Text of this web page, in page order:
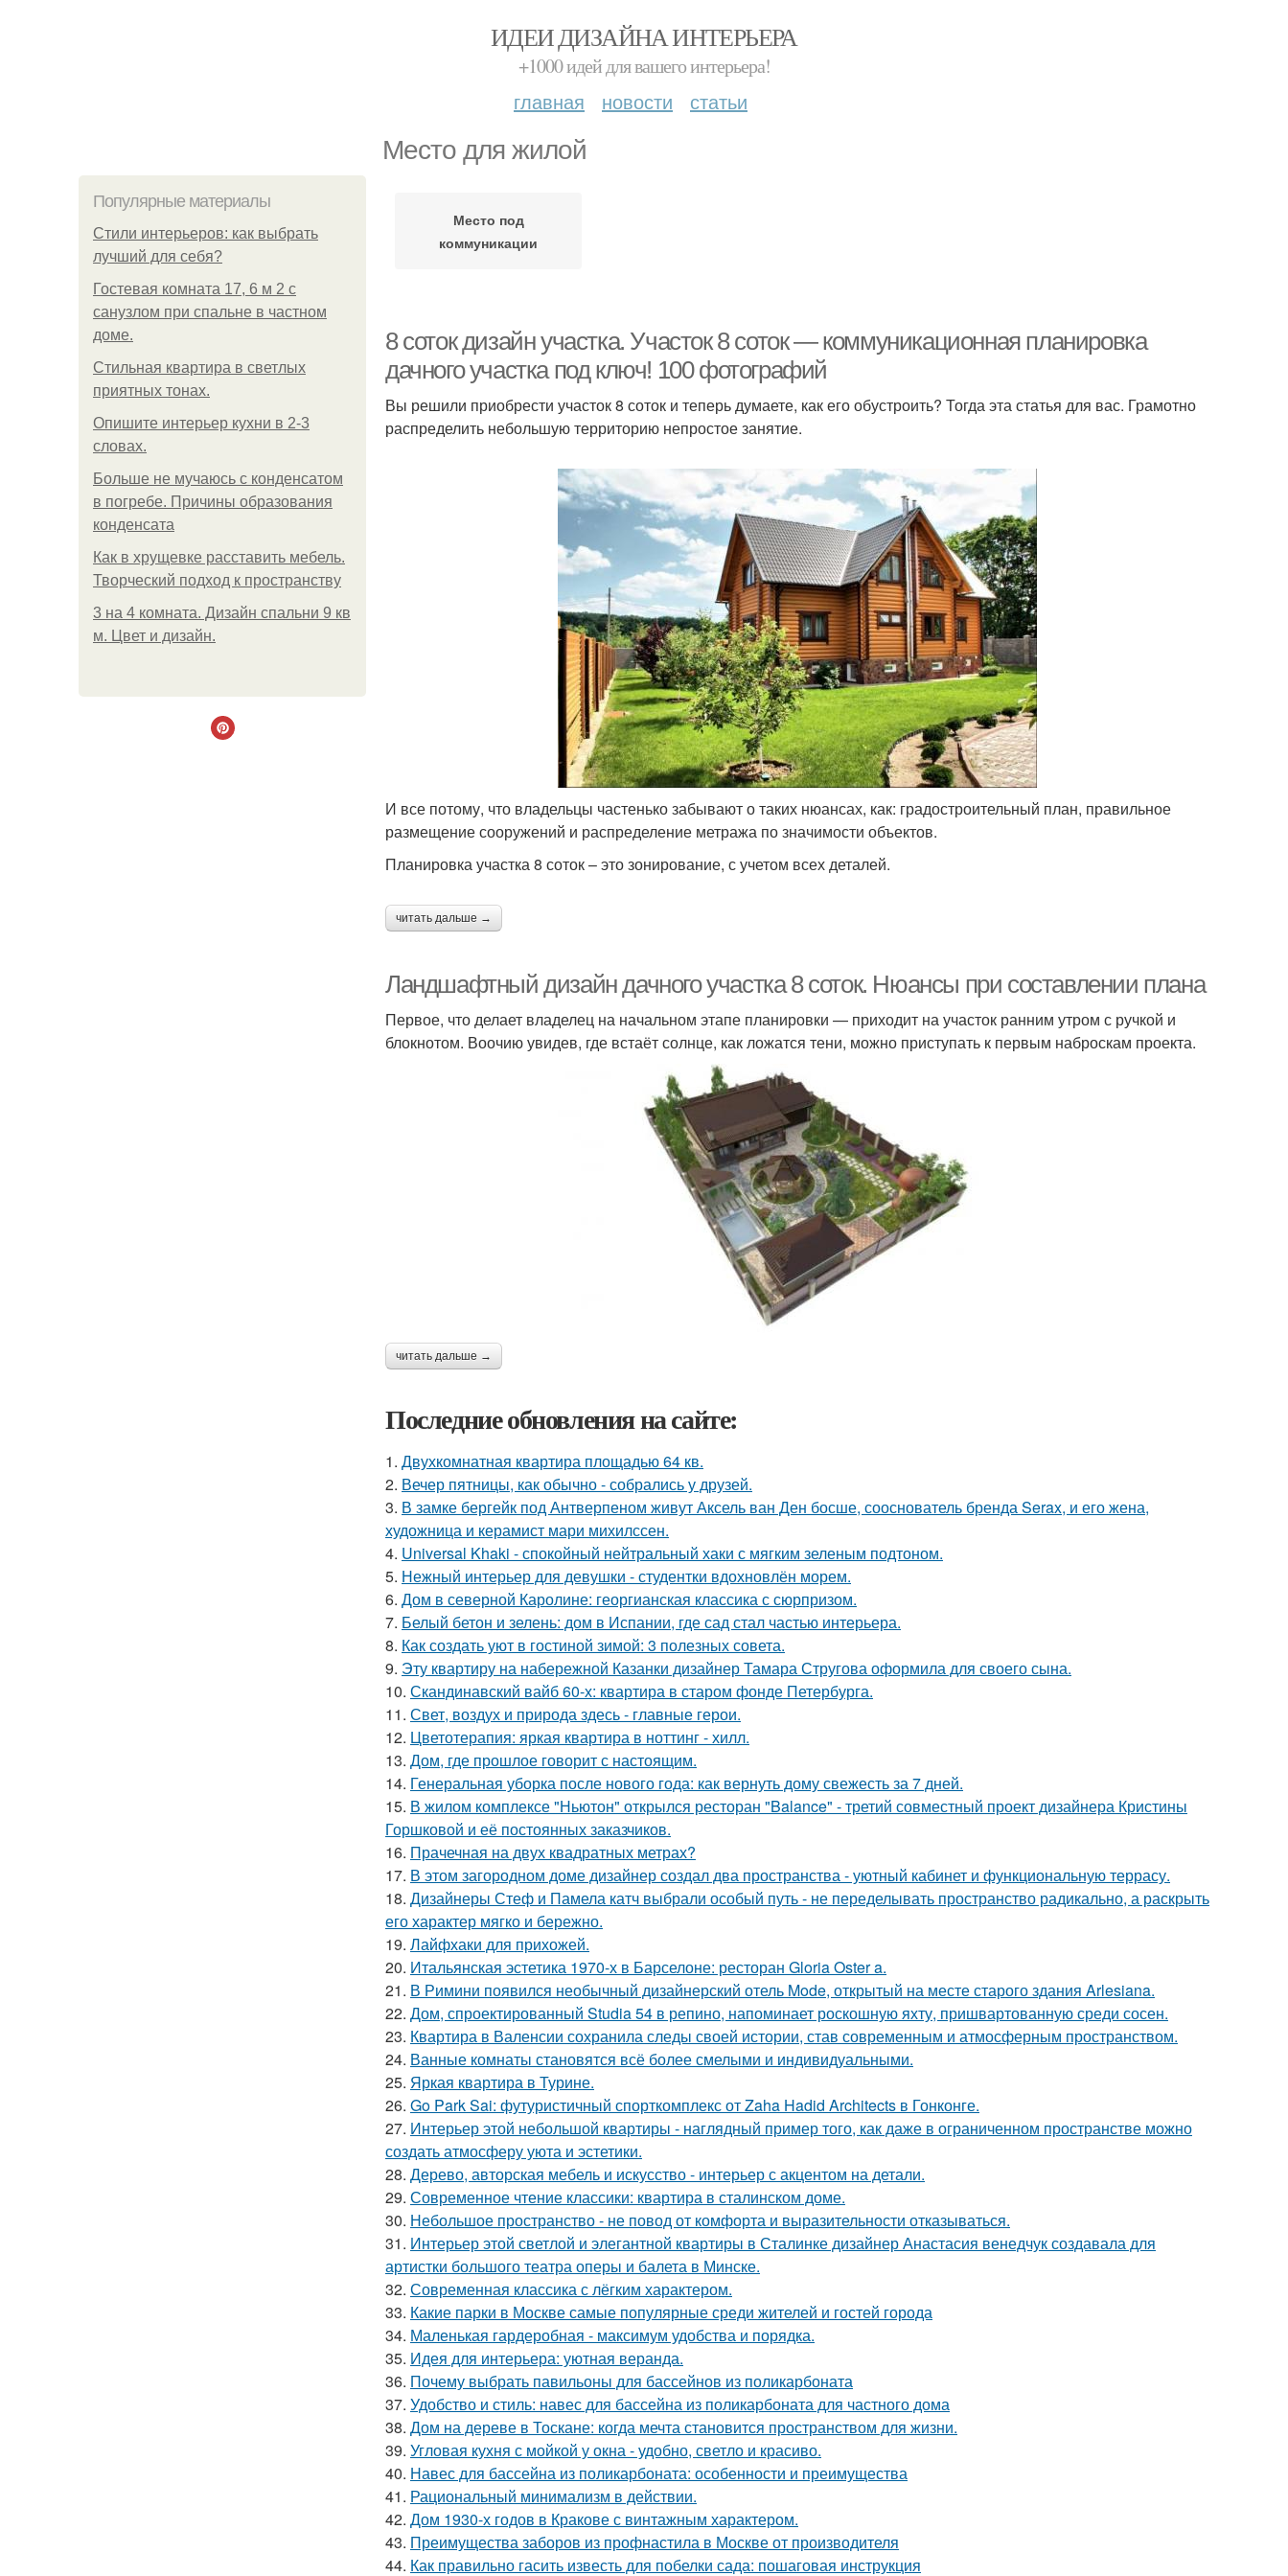
ИДЕИ ДИЗАЙНА ИНТЕРЬЕРА
+1000 идей для вашего интерьера!
главная новости статьи
Место для жилой
Популярные материалы
Стили интерьеров: как выбрать
лучший для себя?
Гостевая комната 17, 6 м 2 с
санузлом при спальне в частном
доме.
Стильная квартира в светлых
приятных тонах.
Опишите интерьер кухни в 2-3
словах.
Больше не мучаюсь с конденсатом
в погребе. Причины образования
конденсата
Как в хрущевке расставить мебель.
Творческий подход к пространству
3 на 4 комната. Дизайн спальни 9 кв
м. Цвет и дизайн.
Место под
коммуникации
8 соток дизайн участка. Участок 8 соток — коммуникационная планировка
дачного участка под ключ! 100 фотографий
Вы решили приобрести участок 8 соток и теперь думаете, как его обустроить? Тогда эта статья для вас. Грамотно
распределить небольшую территорию непростое занятие.
И все потому, что владельцы частенько забывают о таких нюансах, как: градостроительный план, правильное
размещение сооружений и распределение метража по значимости объектов.
Планировка участка 8 соток – это зонирование, с учетом всех деталей.
читать дальше →
Ландшафтный дизайн дачного участка 8 соток. Нюансы при составлении плана
Первое, что делает владелец на начальном этапе планировки — приходит на участок ранним утром с ручкой и
блокнотом. Воочию увидев, где встаёт солнце, как ложатся тени, можно приступать к первым наброскам проекта.
читать дальше →
Последние обновления на сайте:
1. Двухкомнатная квартира площадью 64 кв.
2. Вечер пятницы, как обычно - собрались у друзей.
3. В замке бергейк под Антверпеном живут Аксель ван Ден босше, сооснователь бренда Serax, и его жена,
художница и керамист мари михилссен.
4. Universal Khaki - спокойный нейтральный хаки с мягким зеленым подтоном.
5. Нежный интерьер для девушки - студентки вдохновлён морем.
6. Дом в северной Каролине: георгианская классика с сюрпризом.
7. Белый бетон и зелень: дом в Испании, где сад стал частью интерьера.
8. Как создать уют в гостиной зимой: 3 полезных совета.
9. Эту квартиру на набережной Казанки дизайнер Тамара Стругова оформила для своего сына.
10. Скандинавский вайб 60-х: квартира в старом фонде Петербурга.
11. Свет, воздух и природа здесь - главные герои.
12. Цветотерапия: яркая квартира в ноттинг - хилл.
13. Дом, где прошлое говорит с настоящим.
14. Генеральная уборка после нового года: как вернуть дому свежесть за 7 дней.
15. В жилом комплексе "Ньютон" открылся ресторан "Balance" - третий совместный проект дизайнера Кристины
Горшковой и её постоянных заказчиков.
16. Прачечная на двух квадратных метрах?
17. В этом загородном доме дизайнер создал два пространства - уютный кабинет и функциональную террасу.
18. Дизайнеры Стеф и Памела катч выбрали особый путь - не переделывать пространство радикально, а раскрыть
его характер мягко и бережно.
19. Лайфхаки для прихожей.
20. Итальянская эстетика 1970-х в Барселоне: ресторан Gloria Oster a.
21. В Римини появился необычный дизайнерский отель Mode, открытый на месте старого здания Arlesiana.
22. Дом, спроектированный Studia 54 в репино, напоминает роскошную яхту, пришвартованную среди сосен.
23. Квартира в Валенсии сохранила следы своей истории, став современным и атмосферным пространством.
24. Ванные комнаты становятся всё более смелыми и индивидуальными.
25. Яркая квартира в Турине.
26. Go Park Sai: футуристичный спорткомплекс от Zaha Hadid Architects в Гонконге.
27. Интерьер этой небольшой квартиры - наглядный пример того, как даже в ограниченном пространстве можно
создать атмосферу уюта и эстетики.
28. Дерево, авторская мебель и искусство - интерьер с акцентом на детали.
29. Современное чтение классики: квартира в сталинском доме.
30. Небольшое пространство - не повод от комфорта и выразительности отказываться.
31. Интерьер этой светлой и элегантной квартиры в Сталинке дизайнер Анастасия венедчук создавала для
артистки большого театра оперы и балета в Минске.
32. Современная классика с лёгким характером.
33. Какие парки в Москве самые популярные среди жителей и гостей города
34. Маленькая гардеробная - максимум удобства и порядка.
35. Идея для интерьера: уютная веранда.
36. Почему выбрать павильоны для бассейнов из поликарбоната
37. Удобство и стиль: навес для бассейна из поликарбоната для частного дома
38. Дом на дереве в Тоскане: когда мечта становится пространством для жизни.
39. Угловая кухня с мойкой у окна - удобно, светло и красиво.
40. Навес для бассейна из поликарбоната: особенности и преимущества
41. Рациональный минимализм в действии.
42. Дом 1930-х годов в Кракове с винтажным характером.
43. Преимущества заборов из профнастила в Москве от производителя
44. Как правильно гасить известь для побелки сада: пошаговая инструкция